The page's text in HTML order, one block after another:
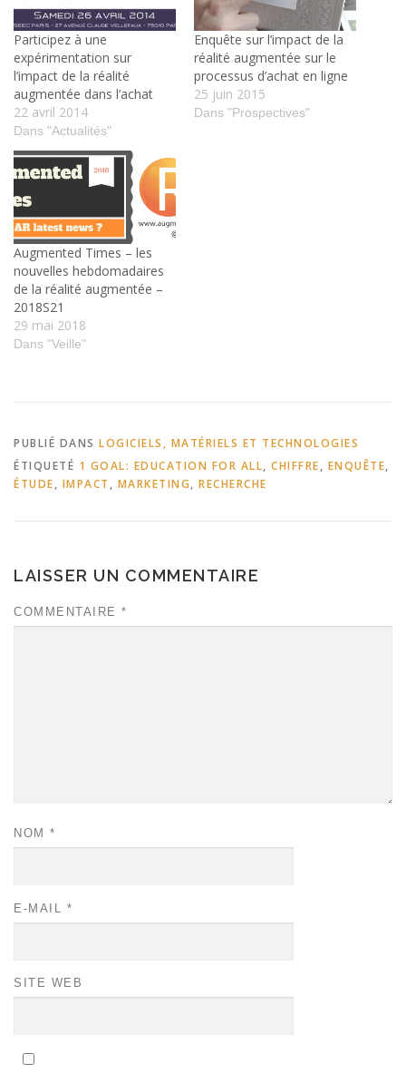
Participez à une
expérimentation sur
l’impact de la réalité
augmentée dans l’achat
22 avril 2014
Dans "Actualités"
Enquête sur l’impact de la
réalité augmentée sur le
processus d’achat en ligne
25 juin 2015
Dans "Prospectives"
Augmented Times – les
nouvelles hebdomadaires
de la réalité augmentée –
2018S21
29 mai 2018
Dans "Veille"
PUBLIÉ DANS LOGICIELS, MATÉRIELS ET TECHNOLOGIES
ÉTIQUETÉ 1 GOAL: EDUCATION FOR ALL, CHIFFRE, ENQUÊTE,
ÉTUDE, IMPACT , MARKETING, RECHERCHE
LAISSER UN COMMENTAIRE
COMMENTAIRE *
NOM *
E-MAIL *
SITE WEB